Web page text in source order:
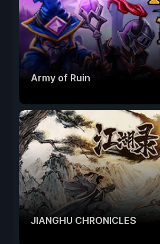
Army of Ruin
JIANGHU CHRONICLES